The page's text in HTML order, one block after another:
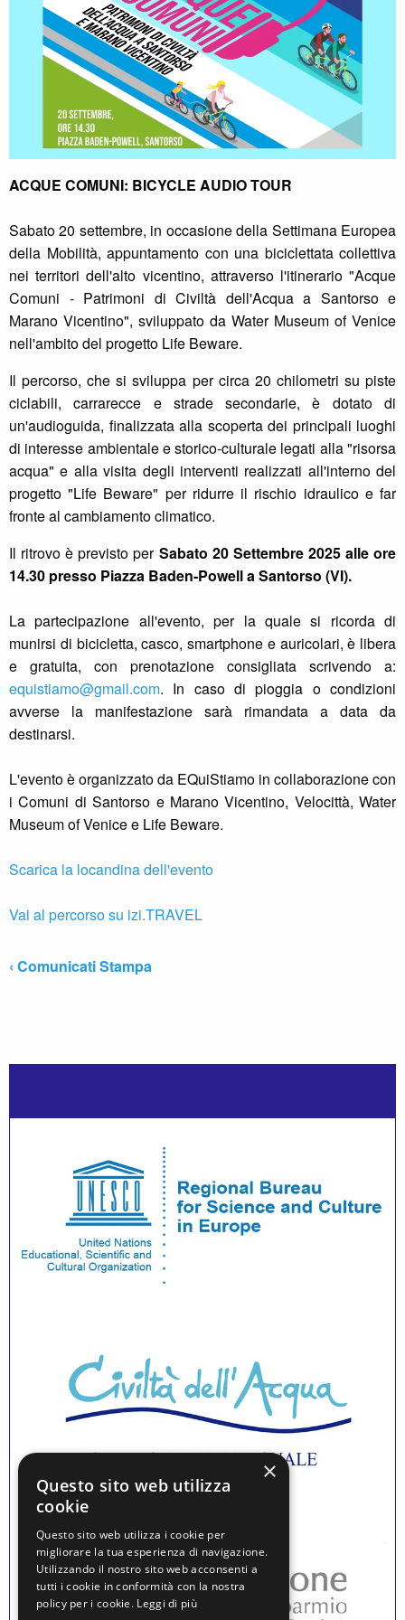
ACQUE COMUNI: BICYCLE AUDIO TOUR
Sabato 20 settembre, in occasione della Settimana Europea
della Mobilità, appuntamento con una biciclettata collettiva
nei territori dell'alto vicentino, attraverso l'itinerario "Acque
Comuni - Patrimoni di Civiltà dell'Acqua a Santorso e
Marano Vicentino", sviluppato da Water Museum of Venice
nell'ambito del progetto Life Beware.
Il percorso, che si sviluppa per circa 20 chilometri su piste
ciclabili, carrarecce e strade secondarie, è dotato di
un'audioguida, finalizzata alla scoperta dei principali luoghi
di interesse ambientale e storico-culturale legati alla "risorsa
acqua" e alla visita degli interventi realizzati all'interno del
progetto "Life Beware" per ridurre il rischio idraulico e far
fronte al cambiamento climatico.
Il ritrovo è previsto per Sabato 20 Settembre 2025 alle ore
14.30 presso Piazza Baden-Powell a Santorso (VI).
La partecipazione all'evento, per la quale si ricorda di
munirsi di bicicletta, casco, smartphone e auricolari, è libera
e gratuita, con prenotazione consigliata scrivendo a:
equistiamo@gmail.com. In caso di pioggia o condizioni
avverse la manifestazione sarà rimandata a data da
destinarsi.
L'evento è organizzato da EQuiStiamo in collaborazione con
i Comuni di Santorso e Marano Vicentino, Velocittà, Water
Museum of Venice e Life Beware.
Scarica la locandina dell'evento
Vai al percorso su izi.TRAVEL
‹ Comunicati Stampa
×
Questo sito web utilizza
cookie
Questo sito web utilizza i cookie per
migliorare la tua esperienza di navigazione.
Utilizzando il nostro sito web acconsenti a
tutti i cookie in conformità con la nostra
policy per i cookie. Leggi di più